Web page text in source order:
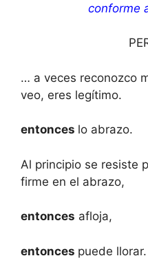
conforme
… a veces reconozco
veo, eres legítimo.
entonces lo abrazo.
Al principio se resiste
firme en el abrazo,
entonces afloja,
entonces puede llorar.